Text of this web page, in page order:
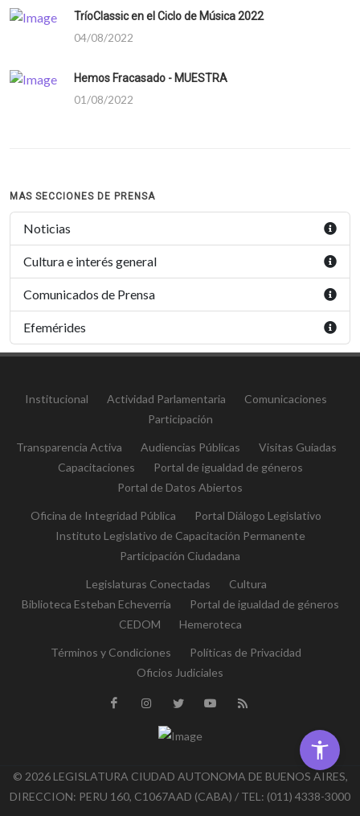
TríoClassic en el Ciclo de Música 2022
04/08/2022
Hemos Fracasado - MUESTRA
01/08/2022
MAS SECCIONES DE PRENSA
Noticias
Cultura e interés general
Comunicados de Prensa
Efemérides
Institucional Actividad Parlamentaria
Comunicaciones
Participación
Transparencia Activa Audiencias Públicas
Visitas Guiadas
Capacitaciones
Portal de igualdad de géneros
Portal de Datos Abiertos
Oficina de Integridad Pública
Portal Diálogo Legislativo
Instituto Legislativo de Capacitación Permanente
Participación Ciudadana
Legislaturas Conectadas
Cultura
Biblioteca Esteban Echeverría
Portal de igualdad de géneros
CEDOM
Hemeroteca
Términos y Condiciones
Políticas de Privacidad
Oficios Judiciales
© 2026 LEGISLATURA CIUDAD AUTONOMA DE BUENOS AIRES,
DIRECCION: PERU 160, C1067AAD (CABA) / TEL: (011) 4338-3000